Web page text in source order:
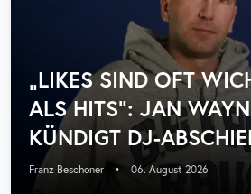
„LIKES SIND OFT
ALS HITS“: JAN
KÜNDIGT DJ-
Franz Beschoner • 06. August 2026